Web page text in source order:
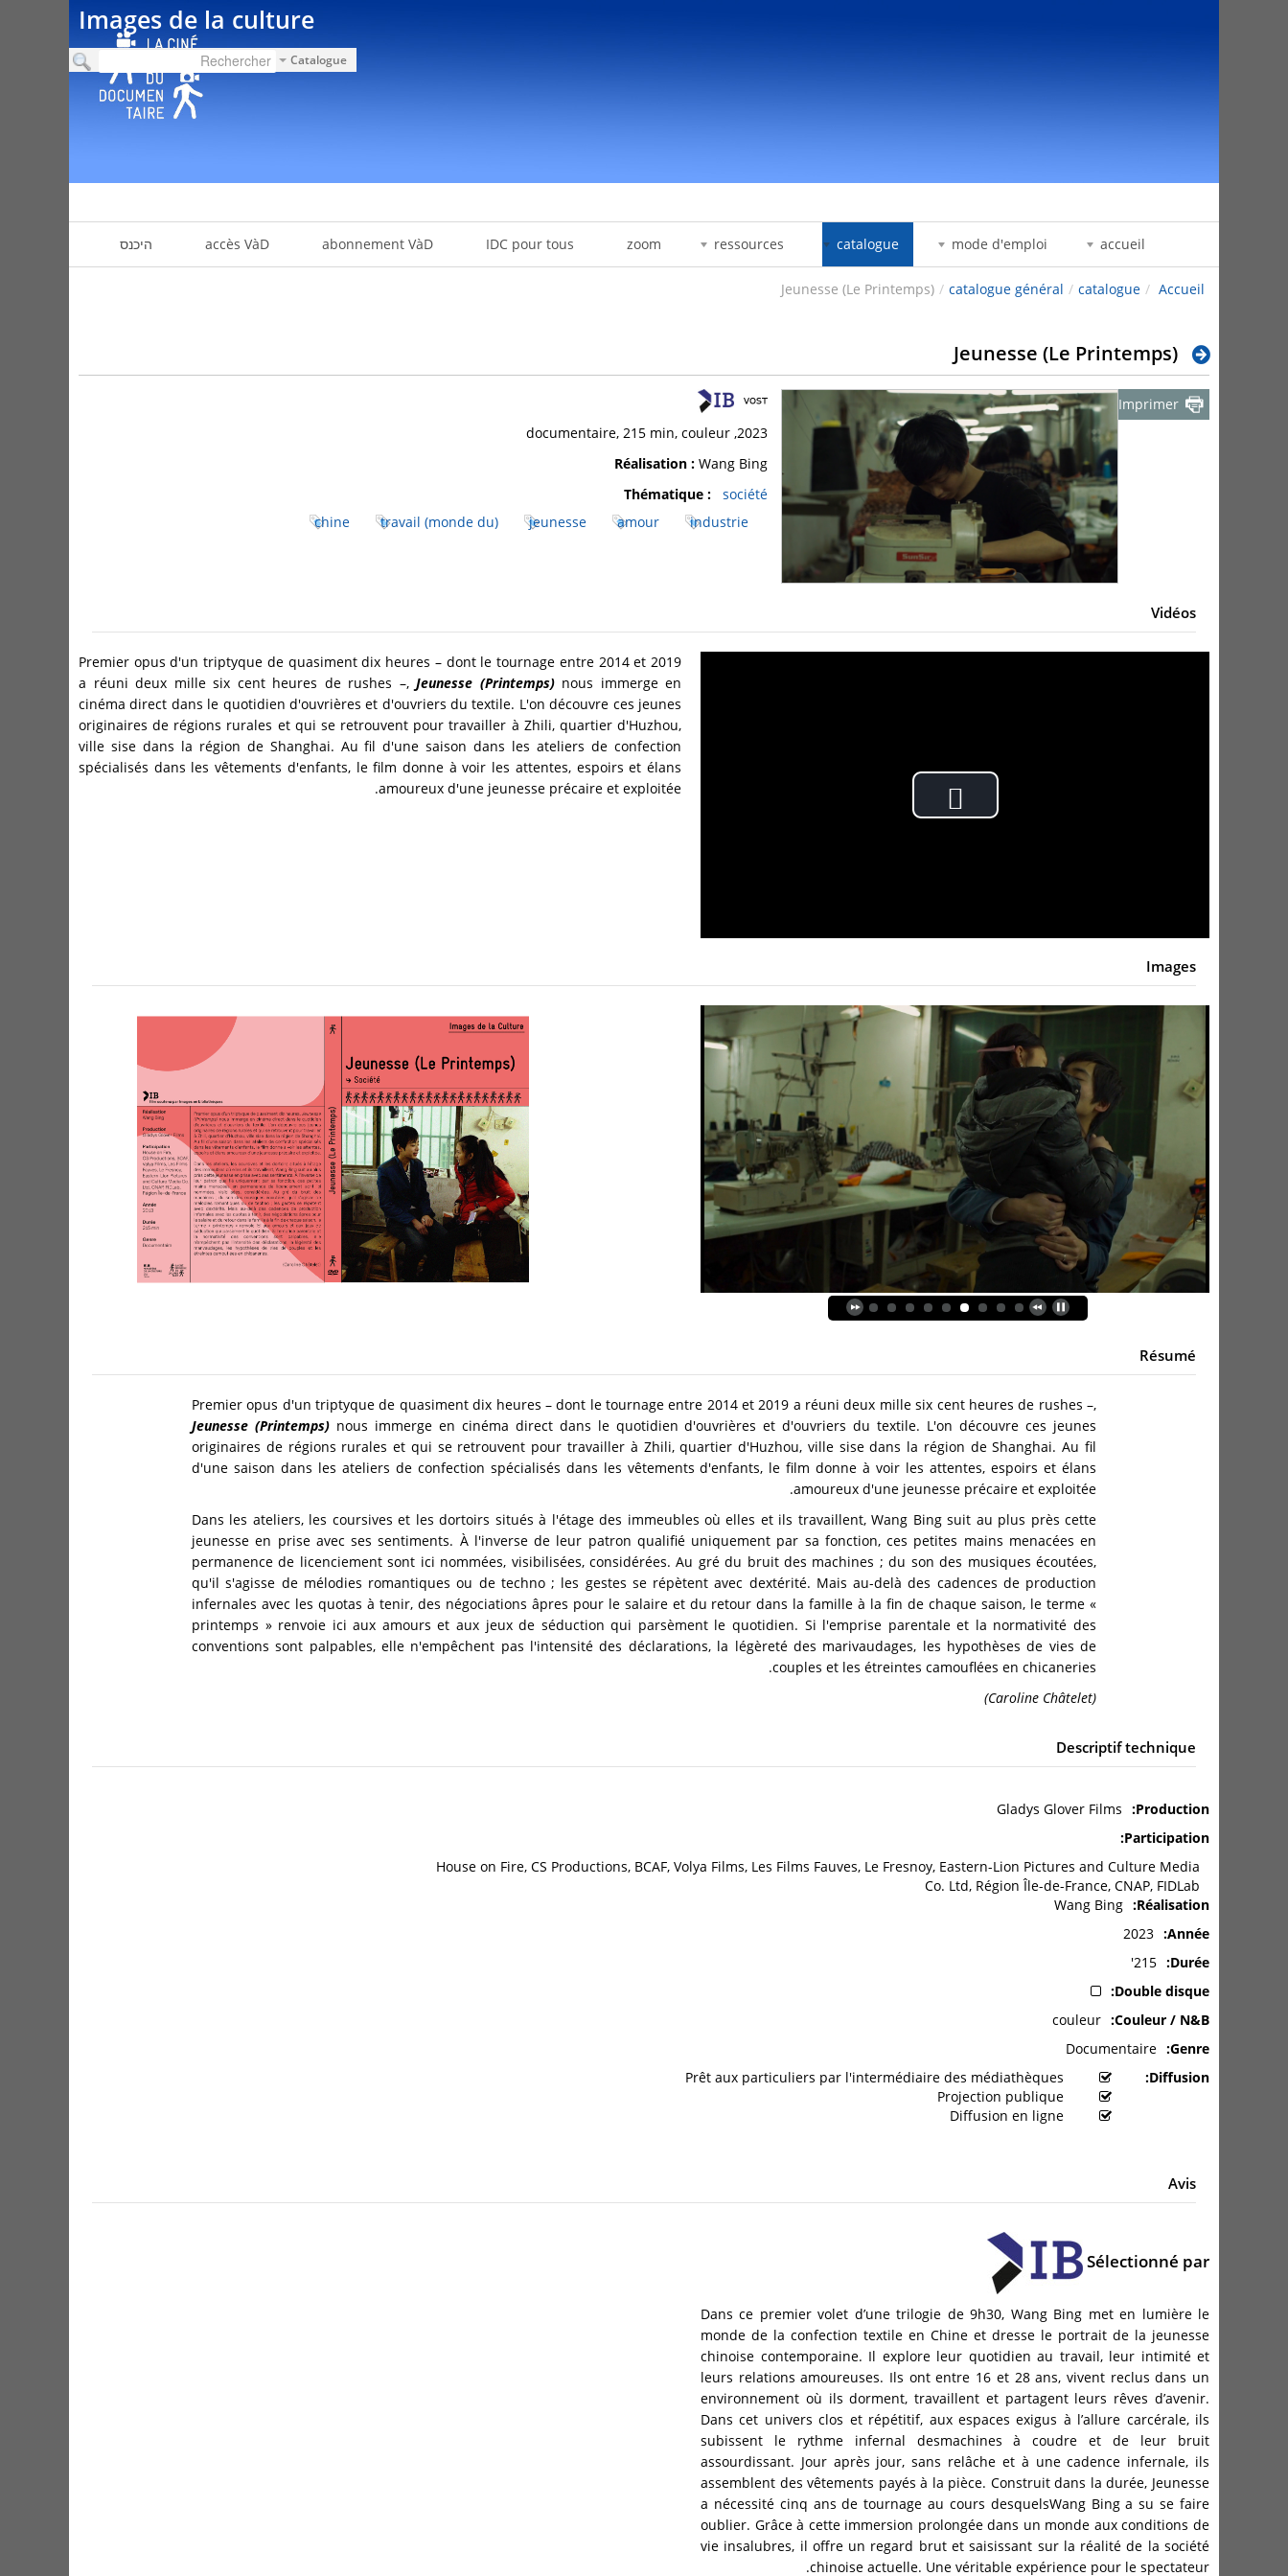
Images de la culture
Catalogue
accueil
mode d'emploi
catalogue
ressources
zoom
IDC pour tous
abonnement VàD
accès VàD היכנס
Accueil
/
catalogue
/
catalogue général
/
Jeunesse (Le Printemps)
Jeunesse (Le Printemps)
Imprimer
2023, documentaire, 215 min, couleur
Réalisation : Wang Bing
Thématique :
société
chine
travail (monde du) jeunesse amour industrie
Vidéos
Play
Premier opus d'un triptyque de quasiment dix heures – dont le tournage entre 2014 et 2019
a réuni deux mille six cent heures de rushes –, Jeunesse (Printemps)nous immerge en
cinéma direct dans le quotidien d'ouvrières et d'ouvriers du textile. L'on découvre ces jeunes
originaires de régions rurales et qui se retrouvent pour travailler à Zhili, quartier d'Huzhou,
ville sise dans la région de Shanghai. Au fil d'une saison dans les ateliers de confection
spécialisés dans les vêtements d'enfants, le film donne à voir les attentes, espoirs et élans
amoureux d'une jeunesse précaire et exploitée.
Images
Résumé
Premier opus d'un triptyque de quasiment dix heures – dont le tournage entre 2014 et 2019 a réuni deux mille six cent heures de rushes –,
Jeunesse (Printemps)nous immerge en cinéma direct dans le quotidien d'ouvrières et d'ouvriers du textile. L'on découvre ces jeunes
originaires de régions rurales et qui se retrouvent pour travailler à Zhili, quartier d'Huzhou, ville sise dans la région de Shanghai. Au fil
d'une saison dans les ateliers de confection spécialisés dans les vêtements d'enfants, le film donne à voir les attentes, espoirs et élans
amoureux d'une jeunesse précaire et exploitée.
Dans les ateliers, les coursives et les dortoirs situés à l'étage des immeubles où elles et ils travaillent, Wang Bing suit au plus près cette
jeunesse en prise avec ses sentiments. À l'inverse de leur patron qualifié uniquement par sa fonction, ces petites mains menacées en
permanence de licenciement sont ici nommées, visibilisées, considérées. Au gré du bruit des machines ; du son des musiques écoutées,
qu'il s'agisse de mélodies romantiques ou de techno ; les gestes se répètent avec dextérité. Mais au-delà des cadences de production
infernales avec les quotas à tenir, des négociations âpres pour le salaire et du retour dans la famille à la fin de chaque saison, le terme «
printemps » renvoie ici aux amours et aux jeux de séduction qui parsèment le quotidien. Si l'emprise parentale et la normativité des
conventions sont palpables, elle n'empêchent pas l'intensité des déclarations, la légèreté des marivaudages, les hypothèses de vies de
couples et les étreintes camouflées en chicaneries.
(Caroline Châtelet)
Descriptif technique
Production
Gladys Glover Films
Participation
House on Fire, CS Productions, BCAF, Volya Films, Les Films Fauves, Le Fresnoy, Eastern-Lion Pictures and Culture Media
Co. Ltd, Région Île-de-France, CNAP, FIDLab
Réalisation
Wang Bing
Année
2023
Durée
215'
Double disque
Couleur / N&B
couleur
Genre
Documentaire
Diffusion
Avis
Sélectionné par
Dans ce premier volet d’une trilogie de 9h30, Wang Bing met en lumière le
monde de la confection textile en Chine et dresse le portrait de la jeunesse
chinoise contemporaine. Il explore leur quotidien au travail, leur intimité et
leurs relations amoureuses. Ils ont entre 16 et 28 ans, vivent reclus dans un
environnement où ils dorment, travaillent et partagent leurs rêves d’avenir.
Dans cet univers clos et répétitif, aux espaces exigus à l’allure carcérale, ils
subissent le rythme infernal desmachines à coudre et de leur bruit
assourdissant. Jour après jour, sans relâche et à une cadence infernale, ils
assemblent des vêtements payés à la pièce. Construit dans la durée, Jeunesse
a nécessité cinq ans de tournage au cours desquelsWang Bing a su se faire
oublier. Grâce à cette immersion prolongée dans un monde aux conditions de
vie insalubres, il oﬀre un regard brut et saisissant sur la réalité de la société
chinoise actuelle. Une véritable expérience pour le spectateur.